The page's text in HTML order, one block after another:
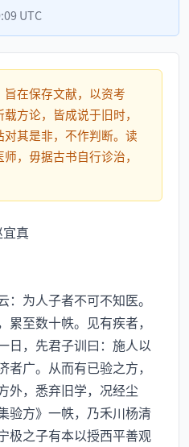
UTC
在保存文献，以资考
方论，皆成说于旧时，
其是非，不作判断。读
，毋据古书自行诊治，
真
为人子者不可不知医。
至数十帙。见有疾者，
日，先君子训曰：施人以
广。从而有已验之方，
外，悉弃旧学，况经尘
验方》一帙，乃禾川杨清
极之子有本以授西平善观